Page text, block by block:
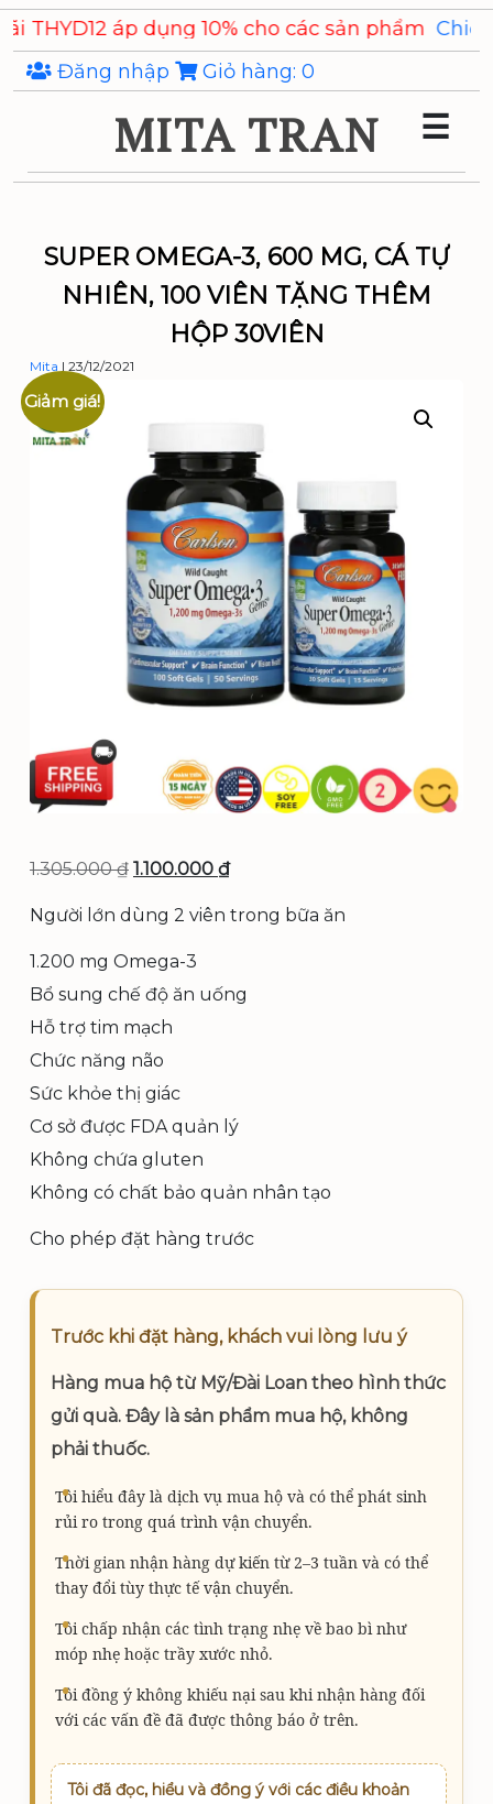
Skip
to
the
content
10% cho các sản phẩmChiết xuất Ý Dĩ
Đăng nhập
Giỏ hàng: 0
MITA TRAN ☰
SUPER OMEGA-3, 600 MG, CÁ TỰ
NHIÊN, 100 VIÊN TẶNG THÊM
HỘP 30VIÊN
Mita | 23/12/2021
Giảm giá!
1.305.000₫ G
g
ố
c
l
à
:
1
.
3
5
.
0
0
₫
.
1.100.000 ₫G
i
ạ
l
à
1
.
0
0
0
0
0
₫
.
Người lớn dùng 2 viên trong bữa ăn
1.200 mg Omega-3
Bổ sung chế độ ăn uống
Hỗ trợ tim mạch
Chức năng não
Sức khỏe thị giác
Cơ sở được FDA quản lý
Không chứa gluten
Không có chất bảo quản nhân tạo
Cho phép đặt hàng trước
Trước khi đặt hàng, khách vui lòng lưu ý
Hàng mua hộ từ Mỹ/Đài Loan theo hình thức
gửi quà. Đây là sản phẩm mua hộ, không
phải thuốc.
Tôi hiểu đây là dịch vụ mua hộ và có thể phát sinh
rủi ro trong quá trình vận chuyển.
Thời gian nhận hàng dự kiến từ 2–3 tuần và có thể
thay đổi tùy thực tế vận chuyển.
Tôi chấp nhận các tình trạng nhẹ về bao bì như
móp nhẹ hoặc trầy xước nhỏ.
Tôi đồng ý không khiếu nại sau khi nhận hàng đối
với các vấn đề đã được thông báo ở trên.
Tôi đã đọc, hiểu và đồng ý với các điều khoản